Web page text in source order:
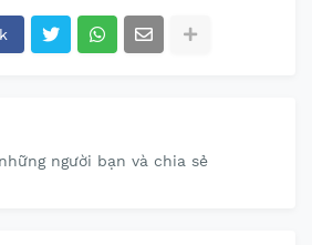
người bạn và chia sẻ